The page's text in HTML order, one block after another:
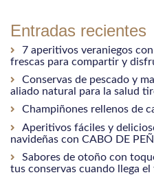
Entradas recientes
7 aperitivos veraniegos
frescas para compartir y
Conservas de pescado y
aliado natural para la salud
Champiñones rellenos de
Aperitivos fáciles y
navideñas con CABO DE
Sabores de otoño con
tus conservas cuando llega